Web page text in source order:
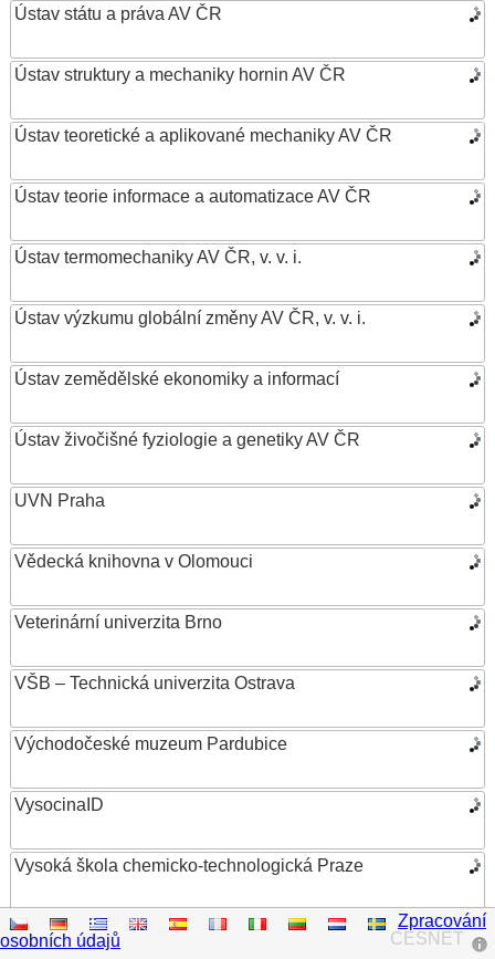
Ústav státu a práva AV ČR
Ústav struktury a mechaniky hornin AV ČR
Ústav teoretické a aplikované mechaniky AV ČR
Ústav teorie informace a automatizace AV ČR
Ústav termomechaniky AV ČR, v. v. i.
Ústav výzkumu globální změny AV ČR, v. v. i.
Ústav zemědělské ekonomiky a informací
Ústav živočišné fyziologie a genetiky AV ČR
UVN Praha
Vědecká knihovna v Olomouci
Veterinární univerzita Brno
VŠB – Technická univerzita Ostrava
Východočeské muzeum Pardubice
VysocinaID
Vysoká škola chemicko-technologická Praze
Vysoká škola ekonomická v Praze
CESNET
Zpracování
osobních údajů